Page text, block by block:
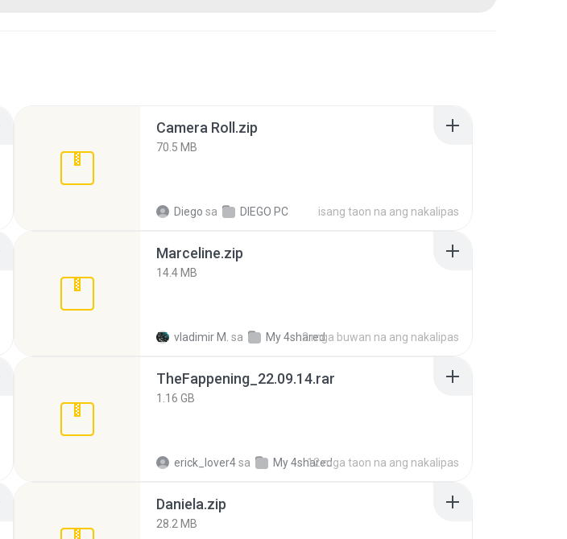
Camera Roll.zip
70.5 MB
Diego sa DIEGO PC isang taon na ang nakalipas
Marceline.zip
14.4 MB
vladimir M. sa My 4shared2 mga buwan na ang nakalipas
TheFappening_22.09.14.rar
1.16 GB
erick_lover4sa My 4shared12 mga taon na ang nakalipas
Daniela.zip
28.2 MB